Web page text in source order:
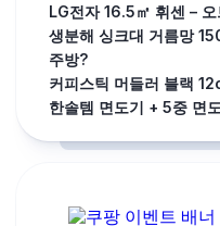
LG전자 16.5㎡ 휘센 –
생분해 싱크대 거름망
주방?
커피스틱 머들러 블랙
한솔템 면도기 + 5중 면